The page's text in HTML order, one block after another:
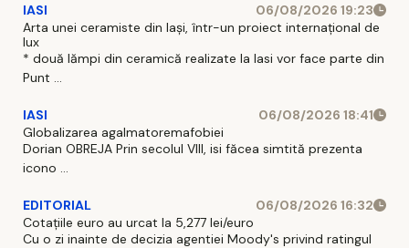
IASI
06/08/2026 19:23
Arta unei ceramiste din Iași, într-un proiect internațional de
lux
* două lămpi din ceramică realizate la Iasi vor face parte din
Punt ...
IASI
06/08/2026 18:41
Globalizarea agalmatoremafobiei
Dorian OBREJA Prin secolul VIII, isi făcea simtită prezenta
icono ...
EDITORIAL
06/08/2026 16:32
Cotațiile euro au urcat la 5,277 lei/euro
Cu o zi inainte de decizia agentiei Moody's privind ratingul